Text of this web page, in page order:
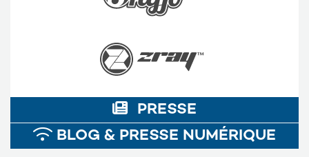
PRESSE
BLOG & PRESSE NUMÉRIQUE